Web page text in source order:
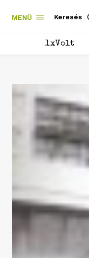
MENÜ Keresés
1xVolt